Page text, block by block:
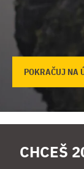
POKRAČUJ NA
CHCEŠ